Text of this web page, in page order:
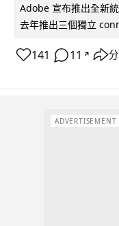
Adobe 宣布推出全新
去年推出三個獨立
141 11 ↗
ADVERTISEMENT